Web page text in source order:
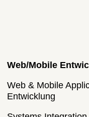
Web/Mobile
Web & Mobile
Entwicklung